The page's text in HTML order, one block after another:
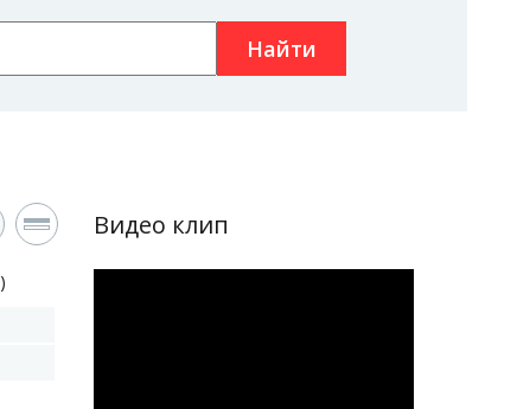
Найти
)
Видео клип